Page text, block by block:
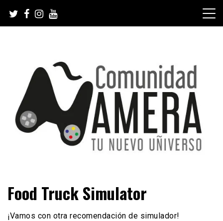
content
Comunidad Ñamera
Food Truck Simulator
¡Vamos con otra recomendación de simulador!